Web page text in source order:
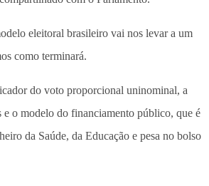
eleitoral brasileiro vai nos levar a um
como terminará.
do voto proporcional uninominal, a
e o modelo do financiamento público, que é
da Saúde, da Educação e pesa no bolso